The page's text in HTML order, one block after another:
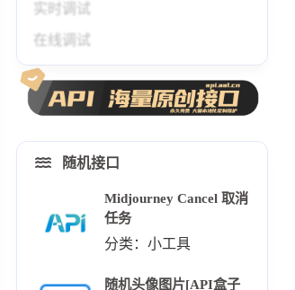
实时调试
在线调试
随机接口
Midjourney Cancel 取消
任务
分类：小工具
随机头像图片[API盒子